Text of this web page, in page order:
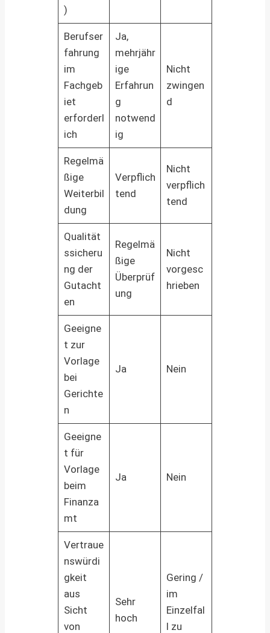
)
Berufser
fahrung
im
Fachgeb
iet
erforderl
ich
Ja,
mehrjähr
ige
Erfahrun
g
notwend
ig
Nicht
zwingen
d
Regelmä
ßige
Weiterbil
dung
Verpflich
tend
Nicht
verpflich
tend
Qualität
ssicheru
ng der
Gutacht
en
Regelmä
ßige
Überprüf
ung
Nicht
vorgesc
hrieben
Geeigne
t zur
Vorlage
bei
Gerichte
n
Ja Nein
Geeigne
t für
Vorlage
beim
Finanza
mt
Ja Nein
Vertraue
nswürdi
gkeit
aus
Sicht
von
Sehr
hoch
Gering /
im
Einzelfal
l zu